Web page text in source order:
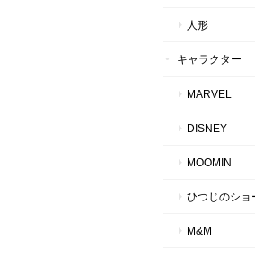
人形
キャラクター
MARVEL
DISNEY
MOOMIN
ひつじのショ
M&M